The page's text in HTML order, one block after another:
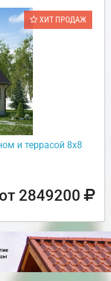
ХИТ ПРОДАЖ
и террасой 8х8
от 2849200